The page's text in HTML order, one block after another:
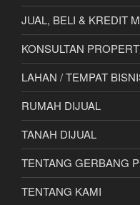
JUAL, BELI & KREDIT
KONSULTAN
LAHAN / TEMPAT
RUMAH DIJUAL
TANAH DIJUAL
TENTANG GERBANG
TENTANG KAMI